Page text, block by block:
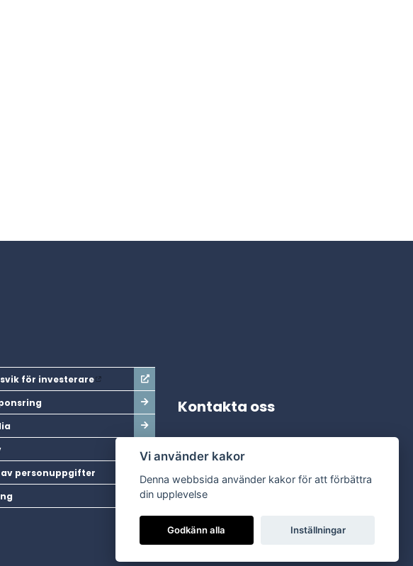
för investerare
personuppgifter
Kontakta oss
Adress:
Dala Energi AB
Postadress:Box 254, 793 26 Leksand
Kundservice:
Epost:
Vi använder kakor
Denna webbsida använder kakor för att förbättra
din upplevelse
Godkänn alla Inställningar